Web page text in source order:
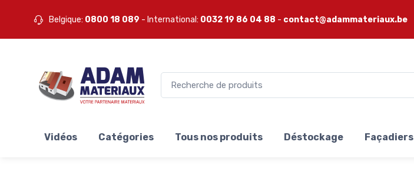
Belgique: 0800 18 089 - International: 0032 19 86 04 88 - contact@adammateriaux.be
Vidéos Catégories Tous nos produits Déstockage Façadiers